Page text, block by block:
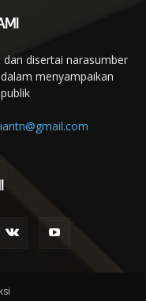
disertai narasumber
menyampaikan